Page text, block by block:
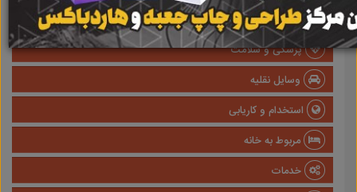
صنعتی
پزشکی و سلامت
وسایل نقلیه
استخدام و کاریابی
مربوط به خانه
خدمات